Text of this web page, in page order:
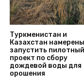
Туркменистан и
Казахстан намерены
запустить пилотный
проект по сбору
дождевой воды для
орошения